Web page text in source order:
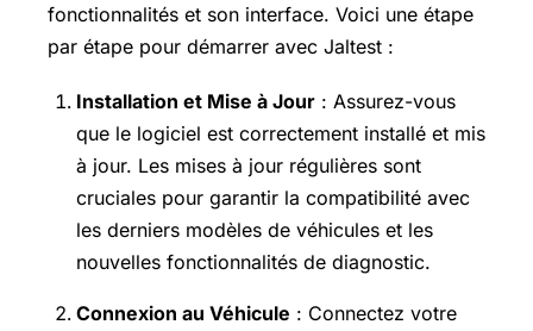
fonctionnalités et son interface. Voici une étape
par étape pour démarrer avec Jaltest :
Installation et Mise à Jour : Assurez-vous
que le logiciel est correctement installé et mis
à jour. Les mises à jour régulières sont
cruciales pour garantir la compatibilité avec
les derniers modèles de véhicules et les
nouvelles fonctionnalités de diagnostic.
Connexion au Véhicule : Connectez votre